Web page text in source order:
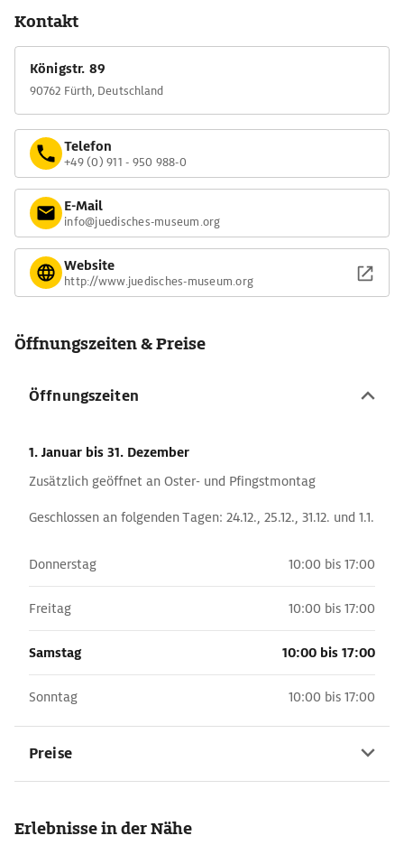
Kontakt
Königstr. 89
90762 Fürth, Deutschland
Telefon
+49 (0) 911 - 950 988-0
E-Mail
info@juedisches-museum.org
Website
http://www.juedisches-museum.org
Öffnungszeiten & Preise
Öffnungszeiten
1. Januar bis 31. Dezember
Zusätzlich geöffnet an Oster- und Pfingstmontag
Geschlossen an folgenden Tagen: 24.12., 25.12., 31.12. und 1.1.
Donnerstag 10:00 bis 17:00
Freitag 10:00 bis 17:00
Samstag 10:00 bis 17:00
Sonntag 10:00 bis 17:00
Preise
Erlebnisse in der Nähe